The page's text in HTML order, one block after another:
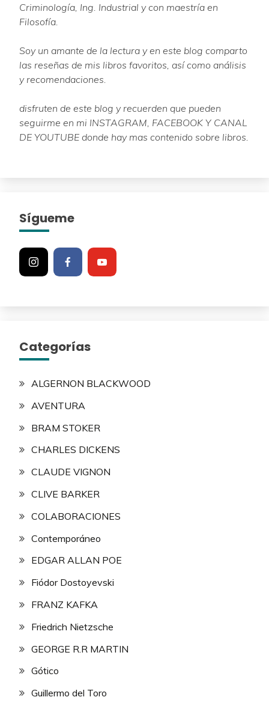
Criminología, Ing. Industrial y con maestría en
Filosofía.
Soy un amante de la lectura y en este blog comparto
las reseñas de mis libros favoritos, así como análisis
y recomendaciones.
disfruten de este blog y recuerden que pueden
seguirme en mi INSTAGRAM, FACEBOOK Y CANAL
DE YOUTUBE donde hay mas contenido sobre libros.
Sígueme
Categorías
ALGERNON BLACKWOOD
AVENTURA
BRAM STOKER
CHARLES DICKENS
CLAUDE VIGNON
CLIVE BARKER
COLABORACIONES
Contemporáneo
EDGAR ALLAN POE
Fiódor Dostoyevski
FRANZ KAFKA
Friedrich Nietzsche
GEORGE R.R MARTIN
Gótico
Guillermo del Toro